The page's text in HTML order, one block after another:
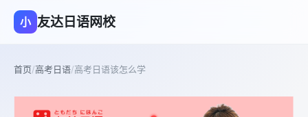
小 友达日语网校
首页/高考日语/高考日语该怎么学